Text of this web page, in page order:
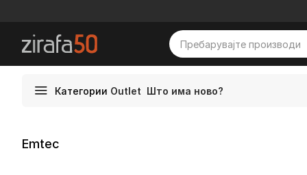
Категории Outlet Што има ново?
Emtec